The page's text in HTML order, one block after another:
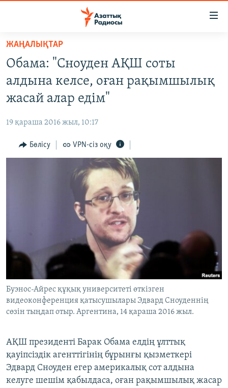
Skip
main
content
to
main
Navigation
to
ЖАҢАЛЫҚТАР
AZATTYQTV
АДАМ ҚҰҚЫҚТАРЫ
ӘЛЕУМЕТ
АРНАЙЫ ЖОБАЛАР
Басқа тілдерде
ЖАҢАЛЫҚТАР
Обама: "Сноуден АҚШ соты
алдына келсе, оған рақымшылық
жасай алар едім"
19 қараша 2016 жыл, 10:17
Бөлісу VPN-сіз оқу
Буэнос-Айрес құқық университеті өткізген
видеоконференция қатысушылары Эдвард Сноуденнің
сөзін тыңдап отыр. Аргентина, 14 қараша 2016 жыл.
АҚШ президенті Барак Обама елдің ұлттық
қауіпсіздік агенттігінің бұрынғы қызметкері
Эдвард Сноуден егер америкалық сот алдына
келуге шешім қабылдаса, оған рақымшылық жасар